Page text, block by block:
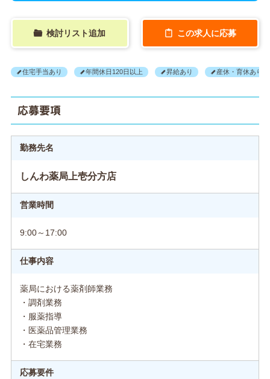
検討リスト追加 この求人に応募
住宅手当あり 年間休日120日以上 昇給あり 産休・育休あり
応募要項
勤務先名
しんわ薬局上壱分方店
営業時間
9:00～17:00
仕事内容
薬局における薬剤師業務
・調剤業務
・服薬指導
・医薬品管理業務
・在宅業務
応募要件